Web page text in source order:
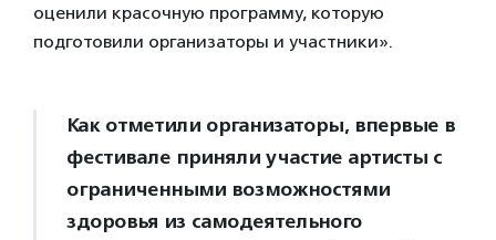
оценили красочную программу, которую
подготовили организаторы и участники».
Как отметили организаторы, впервые в
фестивале приняли участие артисты с
ограниченными возможностями
здоровья из самодеятельного